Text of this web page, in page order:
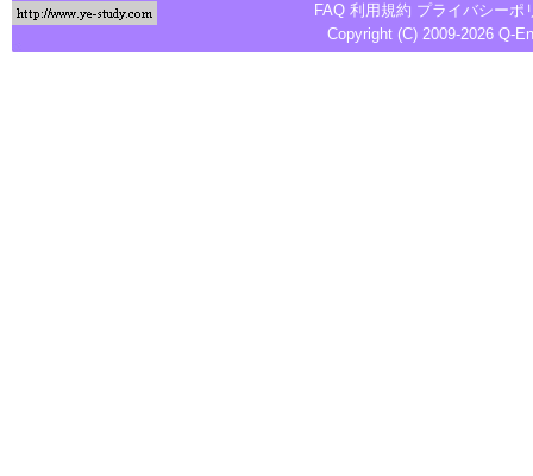
FAQ 利用規約 プライバシーポ
Copyright (C) 2009-2026 Q-